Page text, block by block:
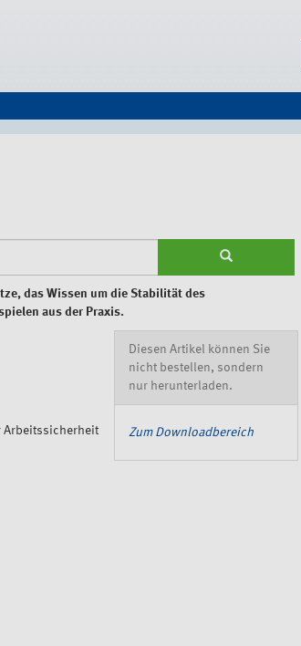
das Wissen um die Stabilität des
aus der Praxis.
Arbeitssicherheit
Diesen Artikel können Sie
nicht bestellen, sondern
nur herunterladen.
Zum Downloadbereich